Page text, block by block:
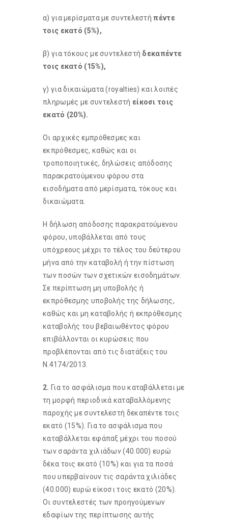
α) για μερίσματα με συντελεστήπέντε
τοις εκατό (5%),
β) για τόκους με συντελεστή δεκαπέντε
τοις εκατό (15%),
γ) για δικαιώματα (royalties) και λοιπές
πληρωμές με συντελεστή είκοσι τοις
εκατό (20%).
Οι αρχικές εμπρόθεσμες και
εκπρόθεσμες, καθώς και οι
τροποποιητικές, δηλώσεις απόδοσης
παρακρατούμενου φόρου στα
εισοδήματα από μερίσματα, τόκους και
δικαιώματα.
Η δήλωση απόδοσης παρακρατούμενου
φόρου, υποβάλλεται από τους
υπόχρεους μέχρι το τέλος του δεύτερου
μήνα από την καταβολή ή την πίστωση
των ποσών των σχετικών εισοδημάτων.
Σε περίπτωση μη υποβολής ή
εκπρόθεσμης υποβολής της δήλωσης,
καθώς και μη καταβολής ή εκπρόθεσμης
καταβολής του βεβαιωθέντος φόρου
επιβάλλονται οι κυρώσεις που
προβλέπονται από τις διατάξεις του
Ν.4174/2013.
2. Για το ασφάλισμα που καταβάλλεται με
τη μορφή περιοδικά καταβαλλόμενης
παροχής με συντελεστή δεκαπέντε τοις
εκατό (15%). Για το ασφάλισμα που
καταβάλλεται εφάπαξ μέχρι του ποσού
των σαράντα χιλιάδων (40.000) ευρώ
δέκα τοις εκατό (10%) και για τα ποσά
που υπερβαίνουν τις σαράντα χιλιάδες
(40.000) ευρώ είκοσι τοις εκατό (20%).
Οι συντελεστές των προηγούμενων
εδαφίων της περίπτωσης αυτής